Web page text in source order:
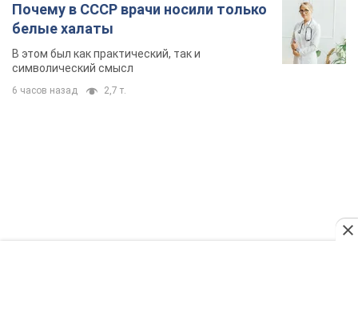
Почему в СССР врачи носили только
белые халаты
В этом был как практический, так и
символический смысл
6 часов назад 2,7 т.